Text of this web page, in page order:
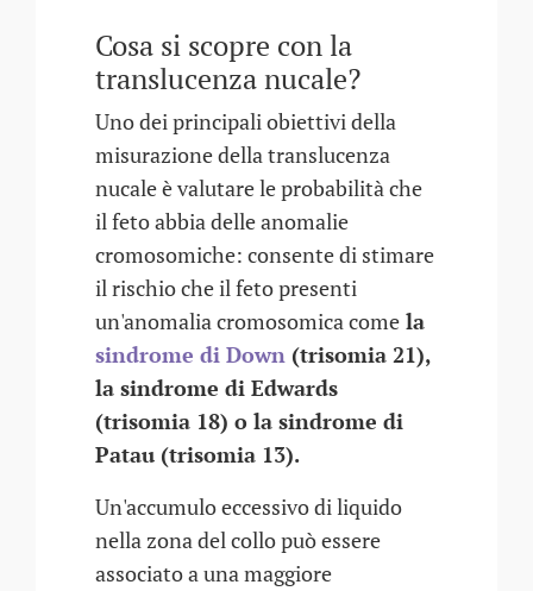
Cosa si scopre con la
translucenza nucale?
Uno dei principali obiettivi della
misurazione della translucenza
nucale è valutare le probabilità che
il feto abbia delle anomalie
cromosomiche: consente di stimare
il rischio che il feto presenti
un'anomalia cromosomica come la
sindrome di Down (trisomia 21),
la sindrome di Edwards
(trisomia 18) o la sindrome di
Patau (trisomia 13).
Un'accumulo eccessivo di liquido
nella zona del collo può essere
associato a una maggiore